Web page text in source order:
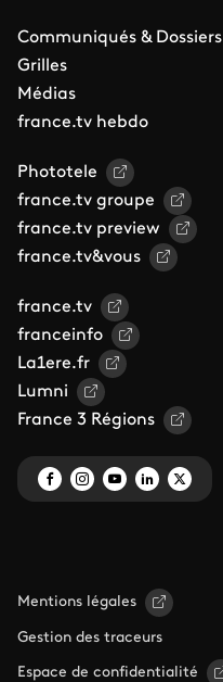
Communiqués & Dossiers
Grilles
Médias
france.tv hebdo
Phototele
france.tv groupe
france.tv preview
france.tv&vous
france.tv
franceinfo
La1ere.fr
Lumni
France 3 Régions
Mentions légales
Gestion des traceurs
Espace de confidentialité